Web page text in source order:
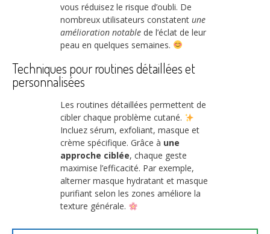
vous réduisez le risque d’oubli. De
nombreux utilisateurs constatent une
amélioration notable de l’éclat de leur
peau en quelques semaines.
Techniques pour routines détaillées et
personnalisées
Les routines détaillées permettent de
cibler chaque problème cutané.
Incluez sérum, exfoliant, masque et
crème spécifique. Grâce à une
approche ciblée, chaque geste
maximise l’efficacité. Par exemple,
alterner masque hydratant et masque
purifiant selon les zones améliore la
texture générale.